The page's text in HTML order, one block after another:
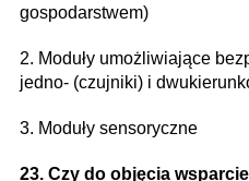
gospodarstwem)
2. Moduły umożliwiające
jedno- (czujniki) i
3. Moduły sensoryczne
23. Czy do objęcia